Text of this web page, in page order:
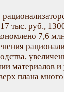
тыс. руб.,
7,6
материалов
плана